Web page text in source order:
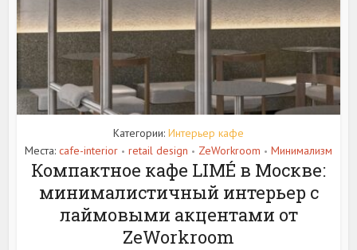
Категории: Интерьер кафе
Места: cafe-interior • retail design • ZeWorkroom • Минимализм
Компактное кафе LIMÉ в Москве:
минималистичный интерьер с
лаймовыми акцентами от
ZeWorkroom